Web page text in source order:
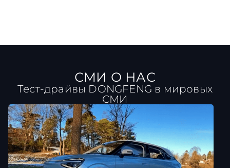
СМИ О НАС
Тест-драйвы DONGFENG в мировых
СМИ